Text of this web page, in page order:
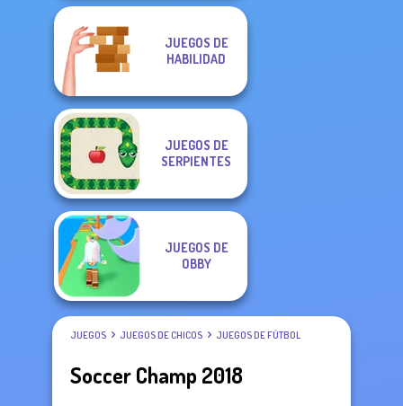
JUEGOS DE
HABILIDAD
JUEGOS DE
SERPIENTES
JUEGOS DE
OBBY
JUEGOS JUEGOS DE CHICOS JUEGOS DE FÚTBOL
Soccer Champ 2018